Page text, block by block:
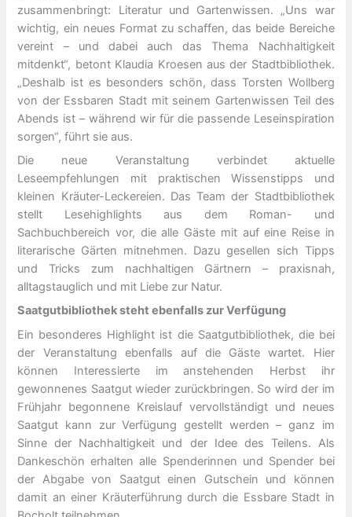
zusammenbringt: Literatur und Gartenwissen. „Uns war
wichtig, ein neues Format zu schaffen, das beide Bereiche
vereint – und dabei auch das Thema Nachhaltigkeit
mitdenkt“, betont Klaudia Kroesen aus der Stadtbibliothek.
„Deshalb ist es besonders schön, dass Torsten Wollberg
von der Essbaren Stadt mit seinem Gartenwissen Teil des
Abends ist – während wir für die passende Leseinspiration
sorgen“, führt sie aus.
Die neue Veranstaltung verbindet aktuelle
Leseempfehlungen mit praktischen Wissenstipps und
kleinen Kräuter-Leckereien. Das Team der Stadtbibliothek
stellt Lesehighlights aus dem Roman- und
Sachbuchbereich vor, die alle Gäste mit auf eine Reise in
literarische Gärten mitnehmen. Dazu gesellen sich Tipps
und Tricks zum nachhaltigen Gärtnern – praxisnah,
alltagstauglich und mit Liebe zur Natur.
Saatgutbibliothek steht ebenfalls zur Verfügung
Ein besonderes Highlight ist die Saatgutbibliothek, die bei
der Veranstaltung ebenfalls auf die Gäste wartet. Hier
können Interessierte im anstehenden Herbst ihr
gewonnenes Saatgut wieder zurückbringen. So wird der im
Frühjahr begonnene Kreislauf vervollständigt und neues
Saatgut kann zur Verfügung gestellt werden – ganz im
Sinne der Nachhaltigkeit und der Idee des Teilens. Als
Dankeschön erhalten alle Spenderinnen und Spender bei
der Abgabe von Saatgut einen Gutschein und können
damit an einer Kräuterführung durch die Essbare Stadt in